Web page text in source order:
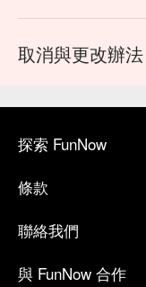
取消與更改辦法
探索 FunNow
條款
聯絡我們
與 FunNow 合作